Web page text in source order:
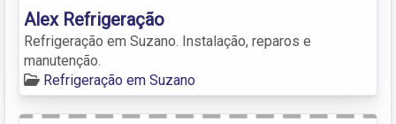
Alex Refrigeração
Refrigeração em Suzano. Instalação, reparos e
manutenção.
Refrigeração em Suzano